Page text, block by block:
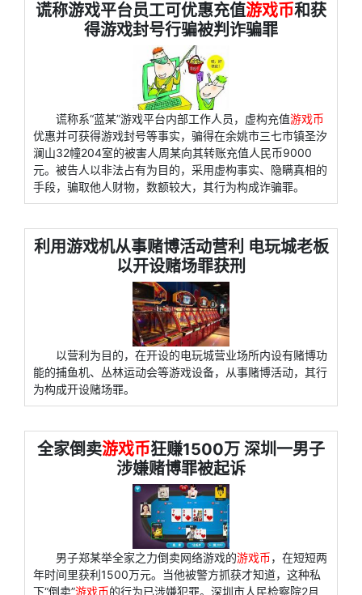
谎称游戏平台员工可优惠充值游戏币和获
得游戏封号行骗被判诈骗罪
谎称系“蓝某”游戏平台内部工作人员，虚构充值游戏币
优惠并可获得游戏封号等事实，骗得在余姚市三七市镇圣汐
澜山32幢204室的被害人周某向其转账充值人民币9000
元。被告人以非法占有为目的，采用虚构事实、隐瞒真相的
手段，骗取他人财物，数额较大，其行为构成诈骗罪。
利用游戏机从事赌博活动营利 电玩城老板
以开设赌场罪获刑
以营利为目的，在开设的电玩城营业场所内设有赌博功
能的捕鱼机、丛林运动会等游戏设备，从事赌博活动，其行
为构成开设赌场罪。
全家倒卖游戏币狂赚1500万 深圳一男子
涉嫌赌博罪被起诉
男子郑某举全家之力倒卖网络游戏的游戏币，在短短两
年时间里获利1500万元。当他被警方抓获才知道，这种私
下“倒卖”游戏币的行为已涉嫌犯罪。深圳市人民检察院2月